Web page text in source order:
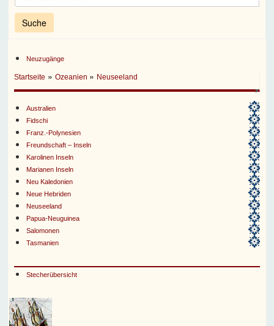
Neuzugänge
Startseite »Ozeanien » Neuseeland
Australien
Fidschi
Franz.-Polynesien
Freundschaft – Inseln
Karolinen Inseln
Marianen Inseln
Neu Kaledonien
Neue Hebriden
Neuseeland
Papua-Neuguinea
Salomonen
Tasmanien
Stecherübersicht